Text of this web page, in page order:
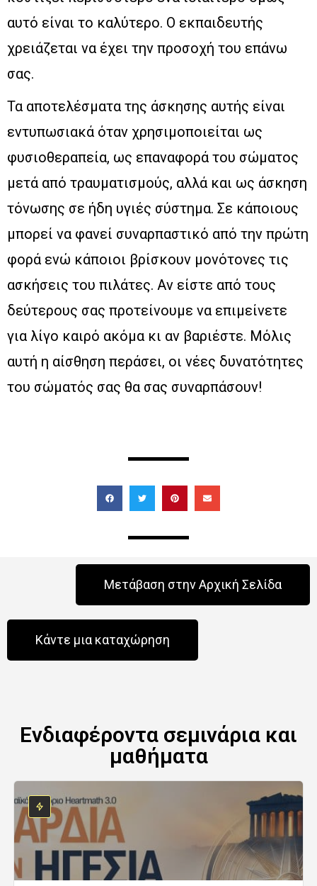
αυτό είναι το καλύτερο. Ο εκπαιδευτής
χρειάζεται να έχει την προσοχή του επάνω
σας.
Τα αποτελέσματα της άσκησης αυτής είναι
εντυπωσιακά όταν χρησιμοποιείται ως
φυσιοθεραπεία, ως επαναφορά του σώματος
μετά από τραυματισμούς, αλλά και ως άσκηση
τόνωσης σε ήδη υγιές σύστημα. Σε κάποιους
μπορεί να φανεί συναρπαστικό από την πρώτη
φορά ενώ κάποιοι βρίσκουν μονότονες τις
ασκήσεις του πιλάτες. Αν είστε από τους
δεύτερους σας προτείνουμε να επιμείνετε
για λίγο καιρό ακόμα κι αν βαριέστε. Μόλις
αυτή η αίσθηση περάσει, οι νέες δυνατότητες
του σώματός σας θα σας συναρπάσουν!
Μετάβαση στην Αρχική Σελίδα
Κάντε μια καταχώρηση
Ενδιαφέροντα σεμινάρια και
μαθήματα